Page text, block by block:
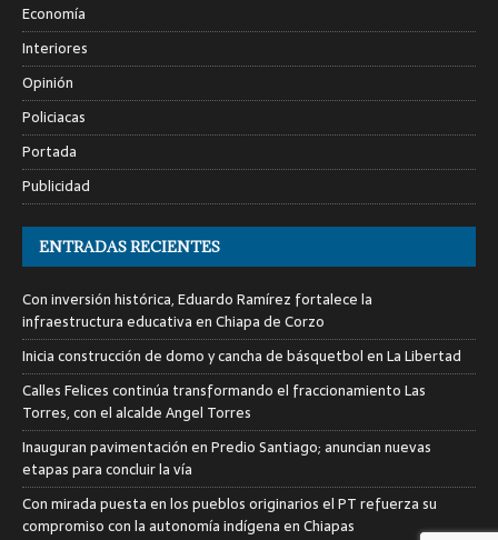
Economía
Interiores
Opinión
Policiacas
Portada
Publicidad
ENTRADAS RECIENTES
Con inversión histórica, Eduardo Ramírez fortalece la
infraestructura educativa en Chiapa de Corzo
Inicia construcción de domo y cancha de básquetbol en La Libertad
Calles Felices continúa transformando el fraccionamiento Las
Torres, con el alcalde Angel Torres
Inauguran pavimentación en Predio Santiago; anuncian nuevas
etapas para concluir la vía
Con mirada puesta en los pueblos originarios el PT refuerza su
compromiso con la autonomía indígena en Chiapas